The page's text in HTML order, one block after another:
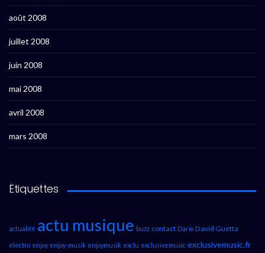
août 2008
juillet 2008
juin 2008
mai 2008
avril 2008
mars 2008
Étiquettes
actualité actu musique buzz contact Dario David Guetta
electro enjoy enjoy-musik enjoymusik exclu exclusivemusic exclusivemusic.fr